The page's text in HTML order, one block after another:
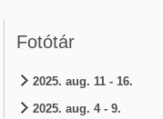
Fotótár
2025. aug. 11 - 16.
2025. aug. 4 - 9.